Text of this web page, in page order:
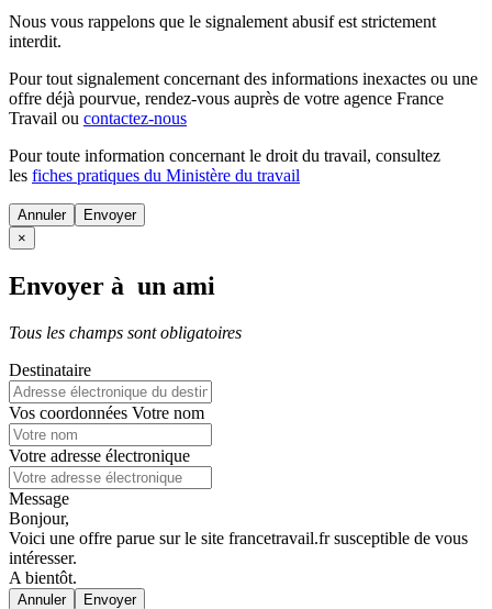
Nous vous rappelons que le signalement abusif est strictement
interdit.
Pour tout signalement concernant des informations inexactes ou une
offre déjà pourvue, rendez-vous auprès de votre agence France
Travail ou contactez-nous
Pour toute information concernant le droit du travail, consultez
les fiches pratiques du Ministère du travail
Annuler
×
Envoyer à un ami
Tous les champs sont obligatoires
Destinataire
Vos coordonnées Votre nom
Votre adresse électronique
Message
Bonjour,
Voici une offre parue sur le site francetravail.fr susceptible de vous
intéresser.
A bientôt.
Annuler